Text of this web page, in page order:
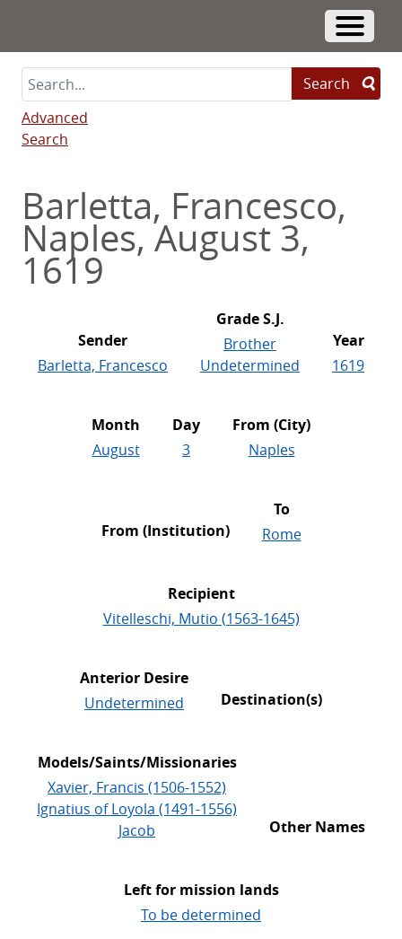
main
content
Toggle
Search
Advanced
Search
Barletta, Francesco,
Naples, August 3,
1619
Sender
Barletta, Francesco
Grade S.J.
Brother
Undetermined
Year
1619
Month
August
Day
3
From (City)
Naples
From (Institution)
To
Rome
Recipient
Vitelleschi, Mutio (1563-1645)
Anterior Desire
Undetermined
Destination(s)
Models/Saints/Missionaries
Xavier, Francis (1506-1552)
Ignatius of Loyola (1491-1556)
Jacob
Other Names
Left for mission lands
To be determined